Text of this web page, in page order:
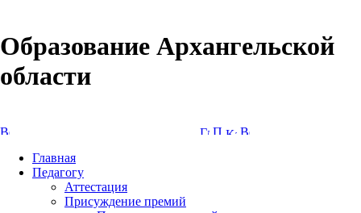
Образование Архангельской
области
Главная
Педагогу
Аттестация
Присуждение премий